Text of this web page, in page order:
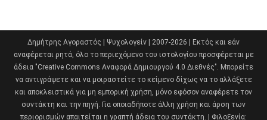
Δημήτρης Αγοραστός | Ψυχολογείν | 2007-2026 | Εκτός και εάν
αναφέρεται ρητά, όλο το περιεχόμενο του ιστολογίου προσφέρεται με
άδεια "Creative Commons Αναφορά Δημιουργού 4.0 Διεθνές". Μπορείτε
να αντιγράψετε και να μοιραστείτε το κείμενο δίχως να το αλλάξετε
και αποκλειστικά για μη εμπορική χρήση, μόνο εφόσον αναφέρετε τον
συντάκτη και την πηγή. Για οποιαδήποτε άλλη χρήση και άρση των
περιορισμών απαιτείται η γραπτή άδεια του συντάκτη. | Φιλοξενία: